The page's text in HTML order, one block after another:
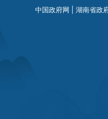
中国政府网 湖南省政